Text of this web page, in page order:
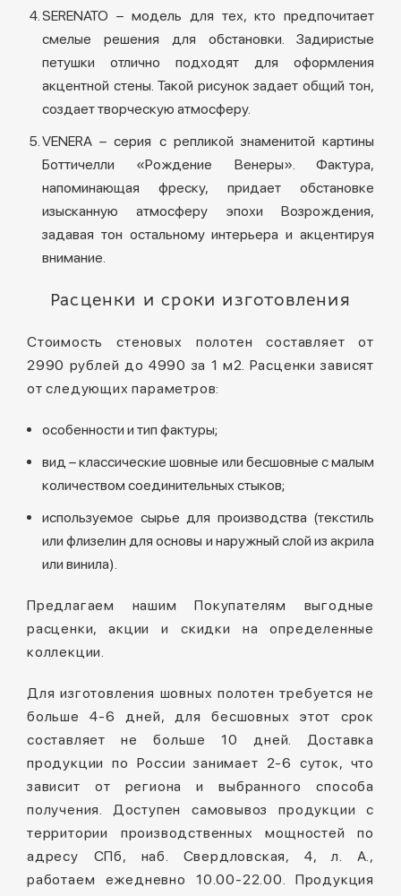
SERENATO – модель для тех, кто предпочитает
смелые решения для обстановки. Задиристые
петушки отлично подходят для оформления
акцентной стены. Такой рисунок задает общий тон,
создает творческую атмосферу.
VENERA – серия с репликой знаменитой картины
Боттичелли «Рождение Венеры». Фактура,
напоминающая фреску, придает обстановке
изысканную атмосферу эпохи Возрождения,
задавая тон остальному интерьера и акцентируя
внимание.
Расценки и сроки изготовления
Стоимость стеновых полотен составляет от
2990 рублей до 4990 за 1 м2. Расценки зависят
от следующих параметров:
особенности и тип фактуры;
вид – классические шовные или бесшовные с малым
количеством соединительных стыков;
используемое сырье для производства (текстиль
или флизелин для основы и наружный слой из акрила
или винила).
Предлагаем нашим Покупателям выгодные
расценки, акции и скидки на определенные
коллекции.
Для изготовления шовных полотен требуется не
больше 4-6 дней, для бесшовных этот срок
составляет не больше 10 дней. Доставка
продукции по России занимает 2-6 суток, что
зависит от региона и выбранного способа
получения. Доступен самовывоз продукции с
территории производственных мощностей по
адресу СПб, наб. Свердловская, 4, л. А.,
работаем ежедневно 10.00-22.00. Продукция